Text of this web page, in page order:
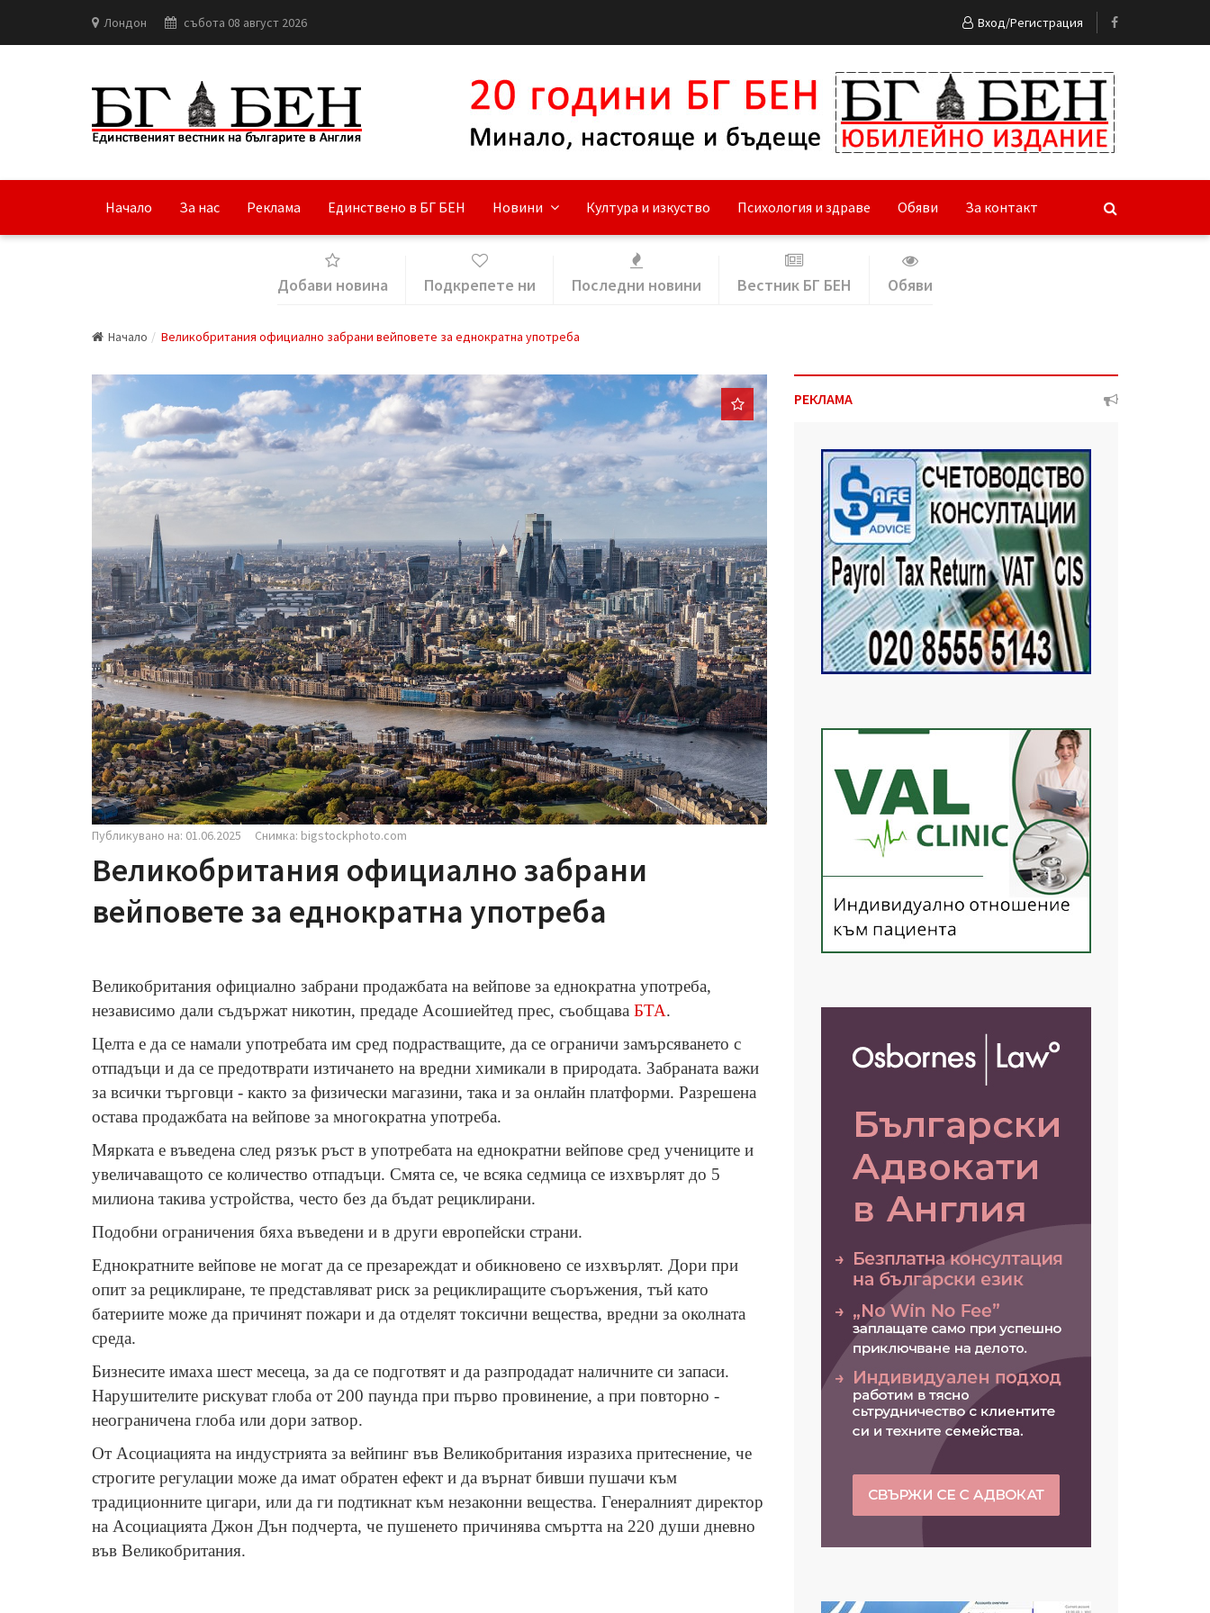
Лондон събота 08 август 2026 Вход/Регистрация
Начало За нас Реклама Единствено в БГ БЕН Новини Култура и изкуство Психология и здраве Обяви За контакт
Добави новина Подкрепете ни Последни новини Вестник БГ БЕН Обяви
Начало Великобритания официално забрани вейповете за еднократна употреба
Публикувано на: 01.06.2025 Снимка: bigstockphoto.com
Великобритания официално забрани
вейповете за еднократна употреба
Великобритания официално забрани продажбата на вейпове за еднократна употреба,
независимо дали съдържат никотин, предаде Асошиейтед прес, съобщава БТА.
Целта е да се намали употребата им сред подрастващите, да се ограничи замърсяването с
отпадъци и да се предотврати изтичането на вредни химикали в природата. Забраната важи
за всички търговци - както за физически магазини, така и за онлайн платформи. Разрешена
остава продажбата на вейпове за многократна употреба.
Мярката е въведена след рязък ръст в употребата на еднократни вейпове сред учениците и
увеличаващото се количество отпадъци. Смята се, че всяка седмица се изхвърлят до 5
милиона такива устройства, често без да бъдат рециклирани.
Подобни ограничения бяха въведени и в други европейски страни.
Еднократните вейпове не могат да се презареждат и обикновено се изхвърлят. Дори при
опит за рециклиране, те представляват риск за рециклиращите съоръжения, тъй като
батериите може да причинят пожари и да отделят токсични вещества, вредни за околната
среда.
Бизнесите имаха шест месеца, за да се подготвят и да разпродадат наличните си запаси.
Нарушителите рискуват глоба от 200 паунда при първо провинение, а при повторно -
неограничена глоба или дори затвор.
От Асоциацията на индустрията за вейпинг във Великобритания изразиха притеснение, че
строгите регулации може да имат обратен ефект и да върнат бивши пушачи към
традиционните цигари, или да ги подтикнат към незаконни вещества. Генералният директор
на Асоциацията Джон Дън подчерта, че пушенето причинява смъртта на 220 души дневно
във Великобритания.
РЕКЛАМА